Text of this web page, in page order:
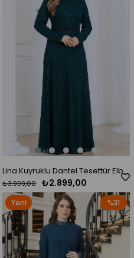
Lina Kuyruklu Dantel Tesettür Elbise Zümrüt
₺2.899,00
₺3.999,00
%31
Yeni
Ürün